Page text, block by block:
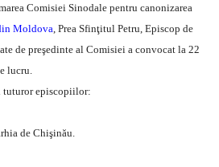
Comisiei Sinodale pentru canonizarea
Moldova , Prea Sfinţitul Petru, Episcop de
de preşedinte al Comisiei a convocat la 22
lucru.
tuturor episcopiilor:
de Chişinău.